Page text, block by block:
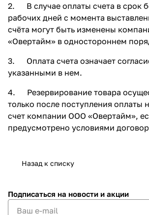
2. В случае оплаты счета в срок
рабочих дней с момента
счёта могут быть изменены
«Овертайм» в одностороннем
3. Оплата счета означает
указанными в нем.
4. Резервирование товара
только после поступления оплаты
счет компании ООО «Овертайм»,
предусмотрено условиями
Назад к списку
Подписаться на новости и акции